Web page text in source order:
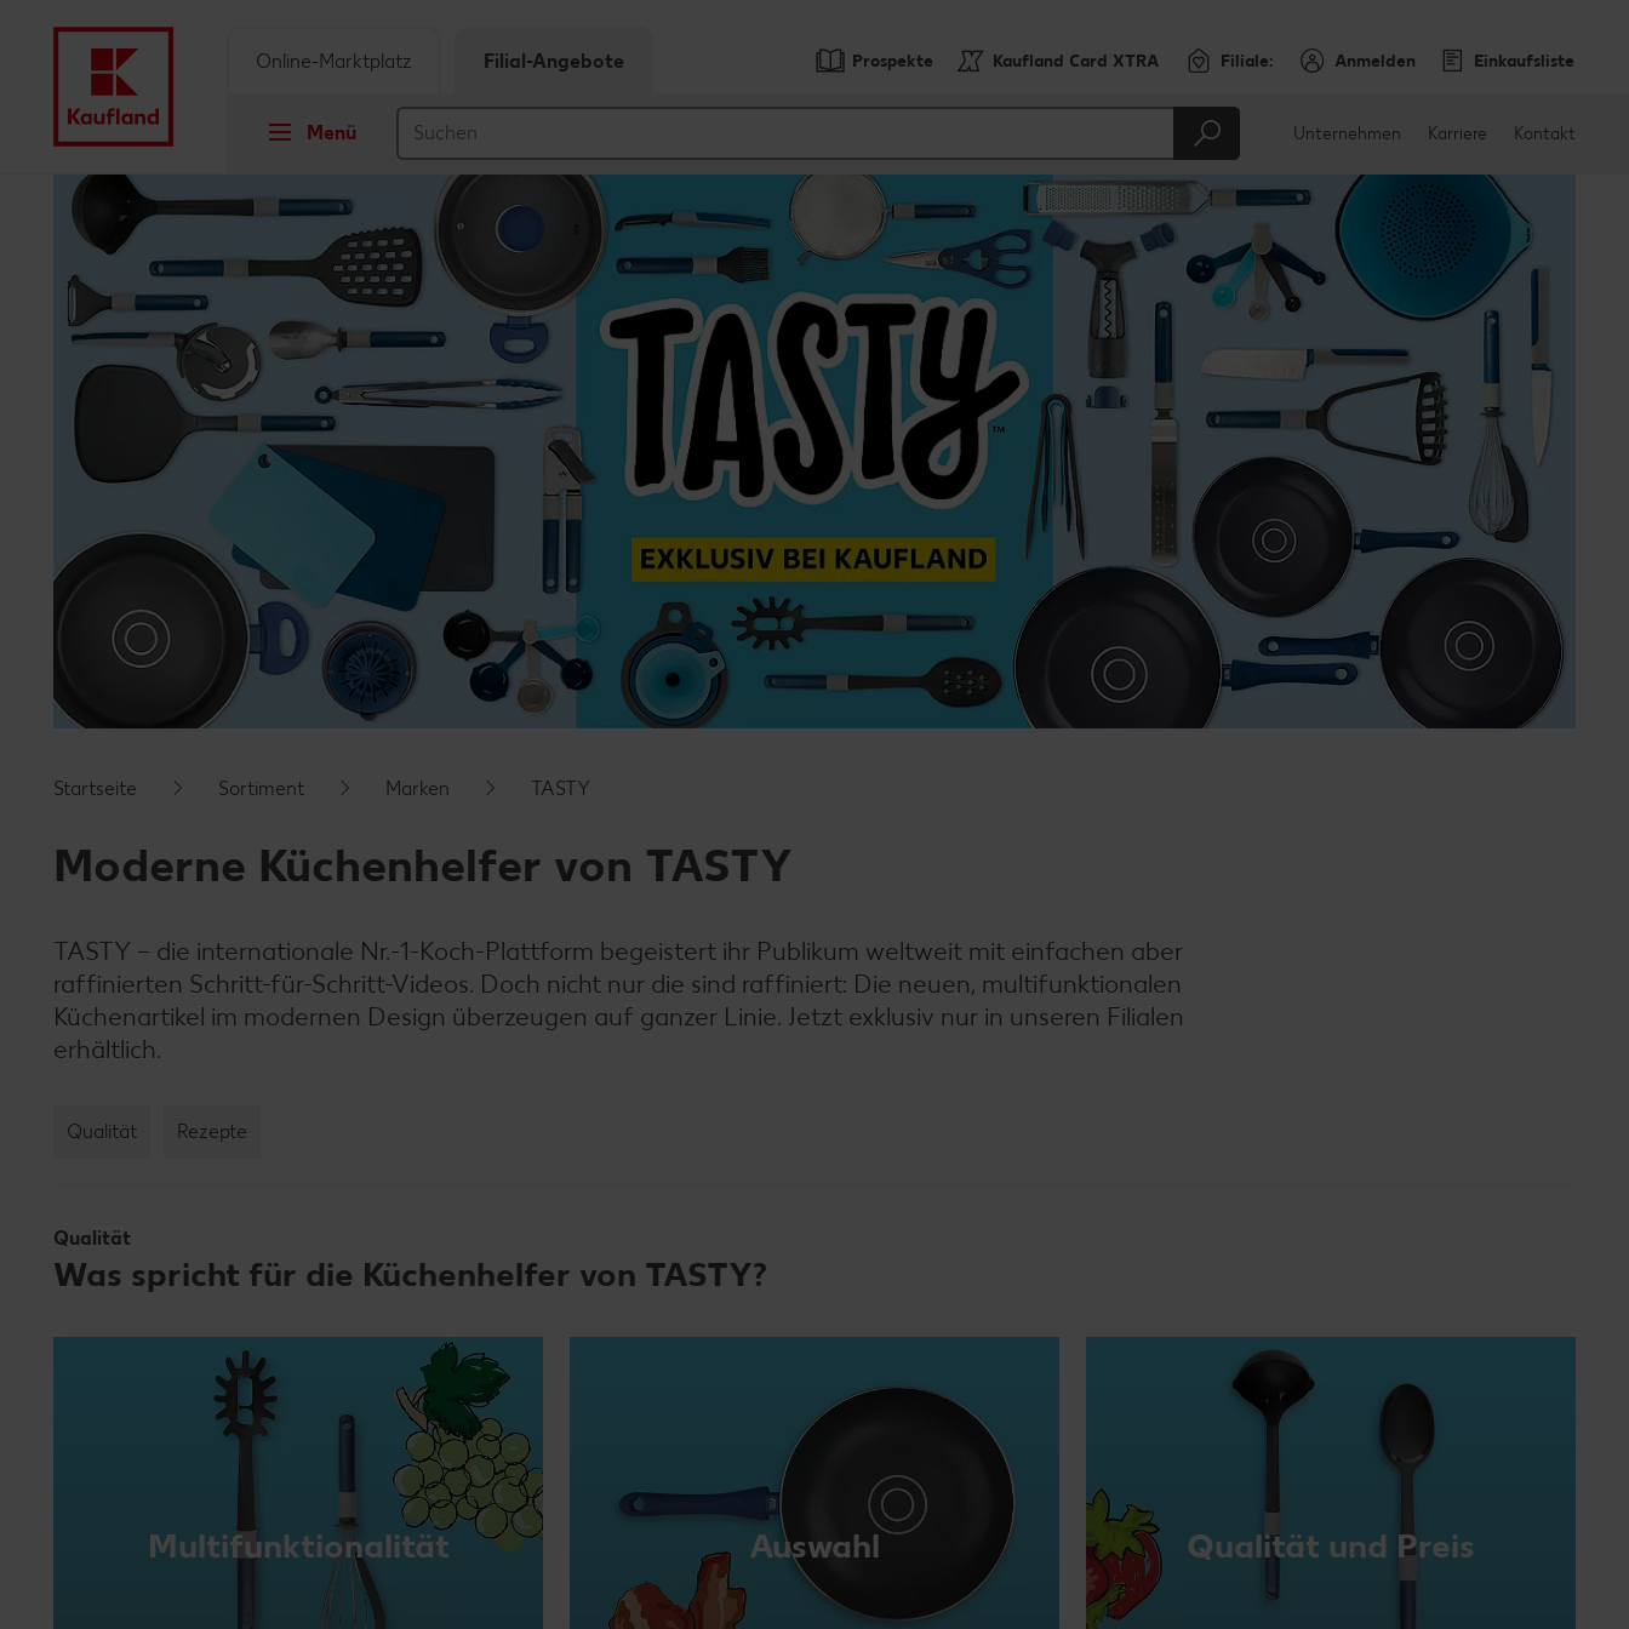
Springe zu
Hauptinhalt
Footer
Schwebender Seitenbereich
Prospekte Kaufland Card XTRA Filiale: Anmelden Einkaufsliste
Menü
Online-Marktplatz Filial-Angebote
Unternehmen Karriere Kontakt
Startseite Sortiment Marken TASTY
Moderne Küchenhelfer von TASTY
TASTY – die internationale Nr.-1-Koch-Plattform begeistert ihr Publikum weltweit mit einfachen aber
raffinierten Schritt-für-Schritt-Videos. Doch nicht nur die sind raffiniert: Die neuen, multifunktionalen
Küchenartikel im modernen Design überzeugen auf ganzer Linie. Jetzt exklusiv nur in unseren Filialen
erhältlich.
Qualität Rezepte
Qualität
Was spricht für die Küchenhelfer von TASTY?
Multifunktionalität Auswahl Qualität und Preis